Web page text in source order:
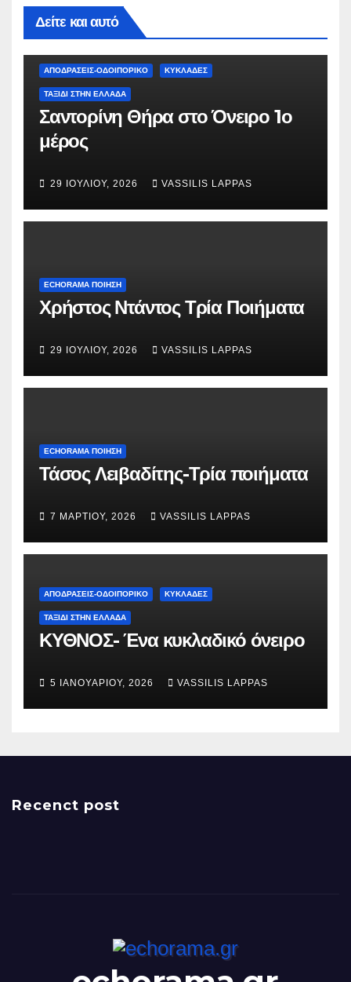
Δείτε και αυτό
ΑΠΟΔΡΑΣΕΙΣ-ΟΔΟΙΠΟΡΙΚΟ ΚΥΚΛΑΔΕΣ
ΤΑΞΊΔΙ ΣΤΗΝ ΕΛΛΆΔΑ
Σαντορίνη Θήρα στο Όνειρο 1ο
μέρος
29 ΙΟΥΛΊΟΥ, 2026 VASSILIS LAPPAS
ECHORAMA ΠΟΙΗΣΗ
Χρήστος Ντάντος Τρία Ποιήματα
29 ΙΟΥΛΊΟΥ, 2026 VASSILIS LAPPAS
ECHORAMA ΠΟΙΗΣΗ
Τάσος Λειβαδίτης-Τρία ποιήματα
7 ΜΑΡΤΊΟΥ, 2026 VASSILIS LAPPAS
ΑΠΟΔΡΑΣΕΙΣ-ΟΔΟΙΠΟΡΙΚΟ ΚΥΚΛΑΔΕΣ
ΤΑΞΊΔΙ ΣΤΗΝ ΕΛΛΆΔΑ
ΚΥΘΝΟΣ- Ένα κυκλαδικό όνειρο
5 ΙΑΝΟΥΑΡΊΟΥ, 2026 VASSILIS LAPPAS
Recenct post